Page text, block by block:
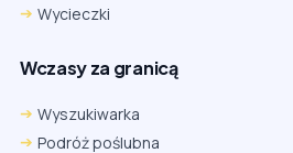
Wycieczki
Wczasy za granicą
Wyszukiwarka
Podróż poślubna